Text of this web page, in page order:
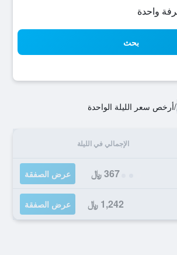
بحث
/أرخص سعر الليلة الواحدة
الإجمالي في الليلة
367 ﷼ عرض الصفقة
1,242 ﷼ عرض الصفقة